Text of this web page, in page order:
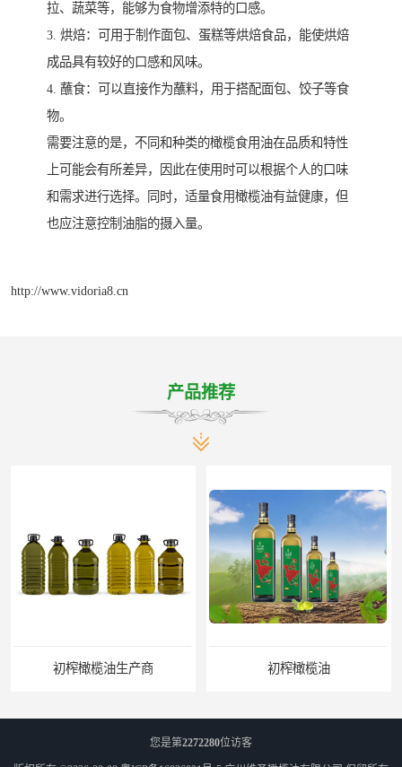
拉、蔬菜等，能够为食物增添特的口感。
3. 烘焙：可用于制作面包、蛋糕等烘焙食品，能使烘焙
成品具有较好的口感和风味。
4. 蘸食：可以直接作为蘸料，用于搭配面包、饺子等食
物。
需要注意的是，不同和种类的橄榄食用油在品质和特性
上可能会有所差异，因此在使用时可以根据个人的口味
和需求进行选择。同时，适量食用橄榄油有益健康，但
也应注意控制油脂的摄入量。
http://www.vidoria8.cn
产品推荐
初榨橄榄油生产商 初榨橄榄油
您是第2272280位访客